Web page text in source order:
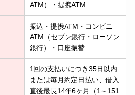
ATM）・提携ATM
振込・提携ATM・コンビニ
ATM（セブン銀行・ローソン
銀行）・口座振替
1回の支払いにつき35日以内
または毎月約定日払い、借入
直後最長14年6ヶ月（1～151